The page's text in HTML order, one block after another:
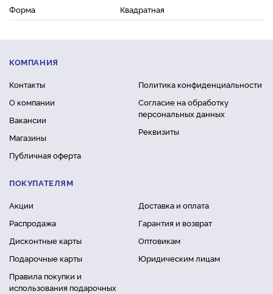
Форма
Квадратная
КОМПАНИЯ
Контакты
О компании
Вакансии
Магазины
Публичная оферта
Политика конфиденциальности
Согласие на обработку
персональных данных
Реквизиты
ПОКУПАТЕЛЯМ
Акции
Распродажа
Дисконтные карты
Подарочные карты
Правила покупки и
использования подарочных
Доставка и оплата
Гарантия и возврат
Оптовикам
Юридическим лицам